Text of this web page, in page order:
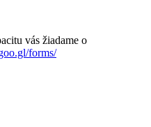
vás žiadame o
forms/